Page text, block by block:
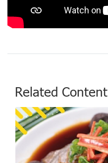
Related Content